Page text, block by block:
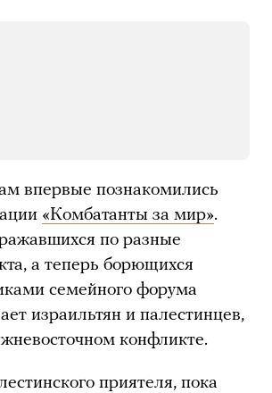
впервые познакомились
«Комбатанты за мир».
по разные
а теперь борющихся
семейного форума
израильтян и палестинцев,
конфликте.
приятеля, пока